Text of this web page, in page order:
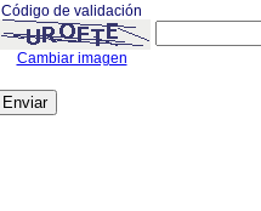
Código de validación
Cambiar imagen